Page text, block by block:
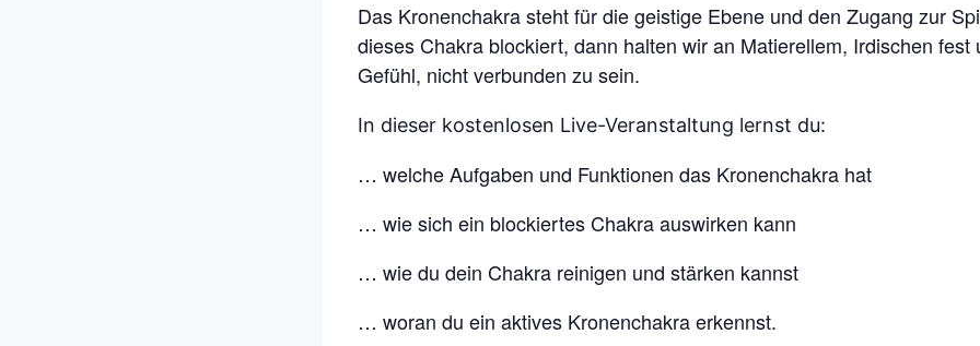
Das Kronenchakra steht für die geistige Ebene und den Zugang zur
dieses Chakra blockiert, dann halten wir an Matierellem, Irdischen fest
Gefühl, nicht verbunden zu sein.
In dieser kostenlosen Live-Veranstaltung lernst du:
… welche Aufgaben und Funktionen das Kronenchakra hat
… wie sich ein blockiertes Chakra auswirken kann
… wie du dein Chakra reinigen und stärken kannst
… woran du ein aktives Kronenchakra erkennst.